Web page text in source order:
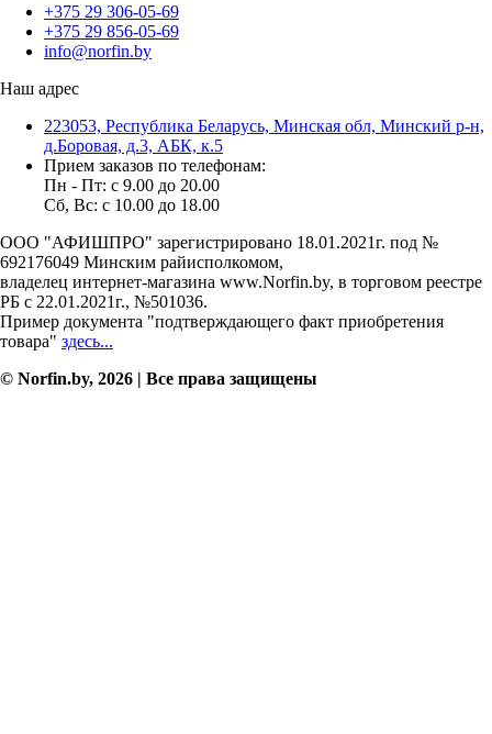
+375 29 306-05-69
+375 29 856-05-69
info@norfin.by
Наш адрес
223053, Республика Беларусь, Минская обл, Минский р-н,
д.Боровая, д.3, АБК, к.5
Прием заказов по телефонам:
Пн - Пт: c 9.00 до 20.00
Сб, Вс: c 10.00 до 18.00
ООО "АФИШПРО" зарегистрировано 18.01.2021г. под №
692176049 Минским райисполкомом,
владелец интернет-магазина www.Norfin.by, в торговом реестре
РБ с 22.01.2021г., №501036.
Пример документа "подтверждающего факт приобретения
товара" здесь...
© Norfin.by, 2026 | Все права защищены